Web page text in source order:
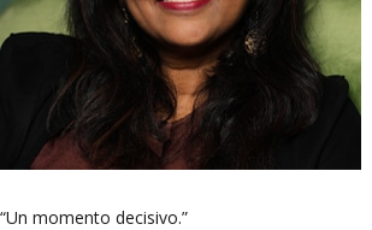
“Un momento decisivo.”